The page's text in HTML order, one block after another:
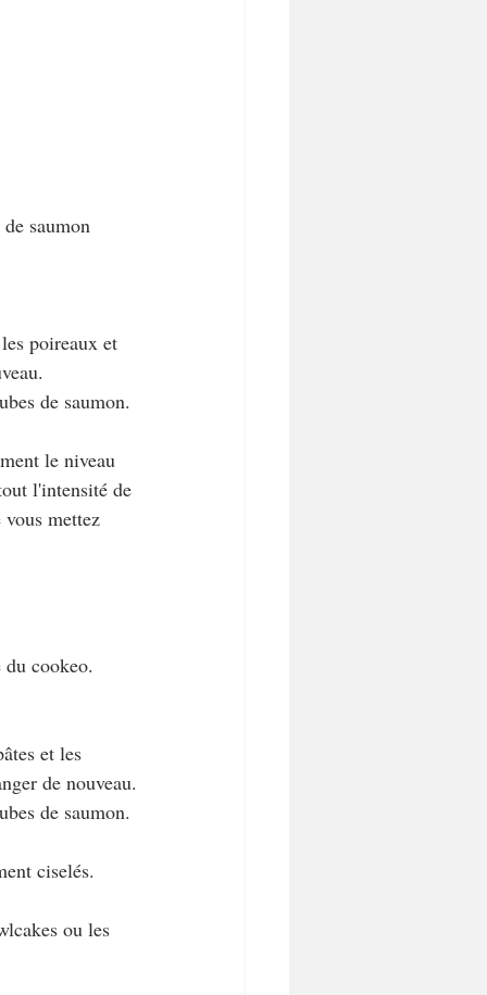
saumon
poireaux et
de saumon.
le niveau
l'intensité de
mettez
cookeo.
et les
de nouveau.
de saumon.
ciselés.
ou les